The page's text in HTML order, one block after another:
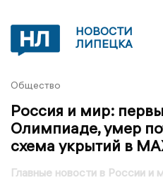
НОВОСТИ
ЛИПЕЦКА
Общество
Россия и мир:
Олимпиаде, умер
схема укрытий в
Главные новости в России и